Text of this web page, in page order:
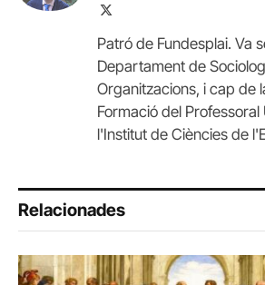
Patró de Fundesplai. Va
Departament de
Organitzacions, i cap de
Formació del
l'Institut de Ciències de
Relacionades